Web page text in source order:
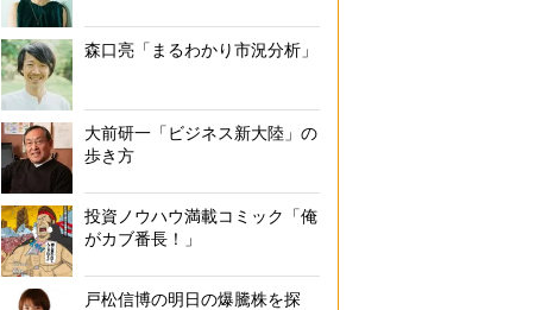
森口亮「まるわかり市況分析」
大前研一「ビジネス新大陸」の
歩き方
投資ノウハウ満載コミック「俺
がカブ番長！」
戸松信博の明日の爆騰株を探